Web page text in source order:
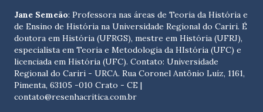
Jane Semeão: Professora nas áreas de Teoria da História e
de Ensino de História na Universidade Regional do Cariri. É
doutora em História (UFRGS), mestre em História (UFRJ),
especialista em Teoria e Metodologia da HIstória (UFC) e
licenciada em História (UFC). Contato: Universidade
Regional do Cariri - URCA. Rua Coronel Antônio Luíz, 1161,
Pimenta, 63105 -010 Crato - CE |
contato@resenhacritica.com.br